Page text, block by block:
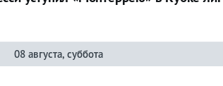
08 августа, суббота